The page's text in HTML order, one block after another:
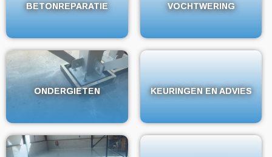
BETONREPARATIE
BETONREPARATIE VOCHTWERING
VOCHTWERING
ONDERGIETEN
ONDERGIETEN KEURINGEN EN ADVIES
KEURINGEN EN ADVIES